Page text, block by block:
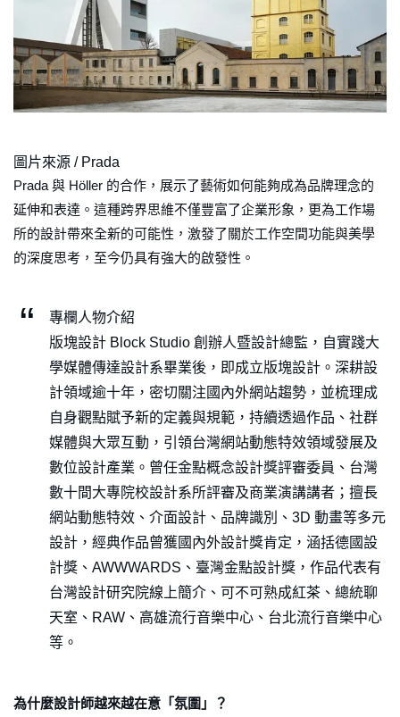
圖片來源 / Prada
Prada 與 Höller 的合作，展示了藝術如何能夠成為品牌理念的
延伸和表達。這種跨界思維不僅豐富了企業形象，更為工作場
所的設計帶來全新的可能性，激發了關於工作空間功能與美學
的深度思考，至今仍具有強大的啟發性。
專欄人物介紹
版塊設計 Block Studio 創辦人暨設計總監，自實踐大
學媒體傳達設計系畢業後，即成立版塊設計。深耕設
計領域逾十年，密切關注國內外網站趨勢，並梳理成
自身觀點賦予新的定義與規範，持續透過作品、社群
媒體與大眾互動，引領台灣網站動態特效領域發展及
數位設計產業。曾任金點概念設計獎評審委員、台灣
數十間大專院校設計系所評審及商業演講講者；擅長
網站動態特效、介面設計、品牌識別、3D 動畫等多元
設計，經典作品曾獲國內外設計獎肯定，涵括德國設
計獎、AWWWARDS、臺灣金點設計獎，作品代表有
台灣設計研究院線上簡介、可不可熟成紅茶、總統聊
天室、RAW、高雄流行音樂中心、台北流行音樂中心
等。
為什麼設計師越來越在意「氛圍」？